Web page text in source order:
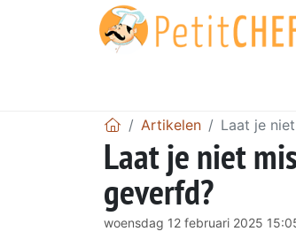
Artikelen Laat je
Laat je niet
geverfd?
woensdag 12 februari 2025